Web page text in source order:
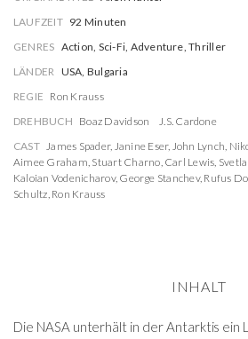
LAUFZEIT 92 Minuten
GENRES Action, Sci-Fi, Adventure, Thriller
LÄNDER USA, Bulgaria
REGIE Ron Krauss
DREHBUCH Boaz Davidson
J.S. Cardone
CAST James Spader, Janine Eser, John Lynch,
Aimee Graham, Stuart Charno, Carl Lewis,
Kaloian Vodenicharov, George Stanchev, Rufus
Schultz, Ron Krauss
INHALT
Die NASA unterhält in der Antarktis ein